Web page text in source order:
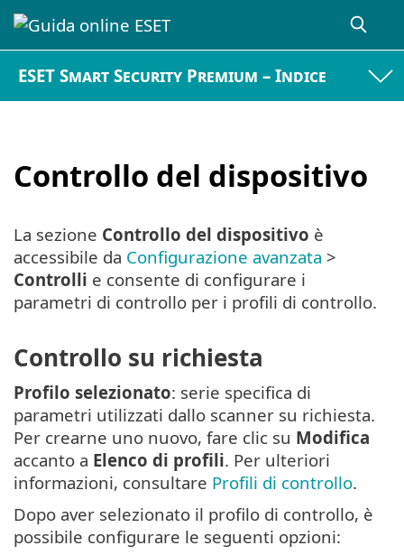
ESET Smart Security Premium – Indice
Controllo del dispositivo
La sezione Controllo del dispositivo è
accessibile da Configurazione avanzata >
Controlli e consente di configurare i
parametri di controllo per i profili di controllo.
Controllo su richiesta
Profilo selezionato: serie specifica di
parametri utilizzati dallo scanner su richiesta.
Per crearne uno nuovo, fare clic su Modifica
accanto a Elenco di profili. Per ulteriori
informazioni, consultare Profili di controllo.
Dopo aver selezionato il profilo di controllo, è
possibile configurare le seguenti opzioni: